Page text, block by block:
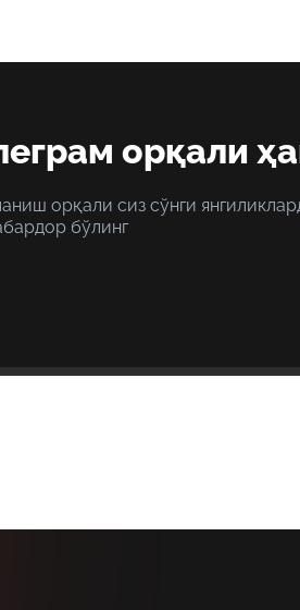
орқали
орқали сиз сўнги
бўлинг